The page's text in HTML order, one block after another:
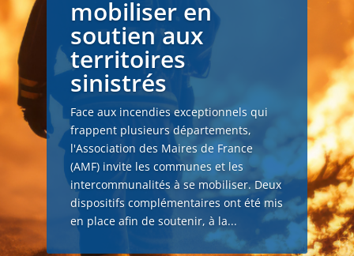
mobiliser en
soutien aux
territoires
sinistrés
Face aux incendies exceptionnels qui
frappent plusieurs départements,
l'Association des Maires de France
(AMF) invite les communes et les
intercommunalités à se mobiliser. Deux
dispositifs complémentaires ont été mis
en place afin de soutenir, à la...